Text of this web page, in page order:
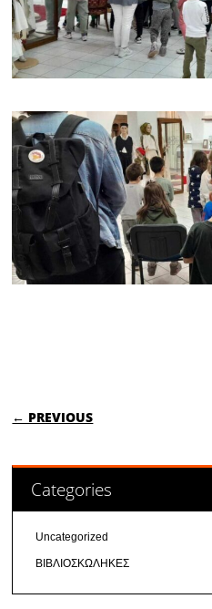
POST
← PREVIOUS
Categories
Uncategorized
ΒΙΒΛΙΟΣΚΩΛΗΚΕΣ